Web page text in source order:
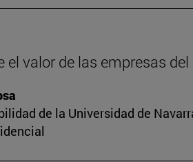
el valor de las empresas del
de la Universidad de